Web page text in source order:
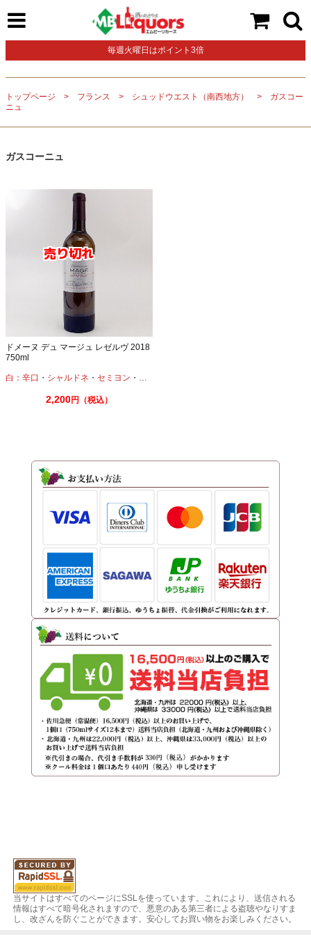
毎週火曜日はポイント3倍
トップページ フランス シュッドウエスト（南西地方）
ガスコー
ニュ
ガスコーニュ
ドメーヌ デュ マージュ レゼルヴ 2018
750ml
白：辛口 ・ シャルドネ ・ セミヨン ・ ソーヴィニオンブラン
2,200円（税込）
当サイトはすべてのページにSSLを使っています。これにより、送信される
情報はすべて暗号化されますので、悪意のある第三者による盗聴やなりすま
し、改ざんを防ぐことができます。安心してお買い物をお楽しみください。